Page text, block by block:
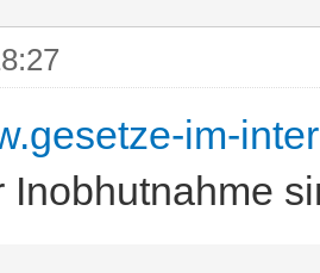
im-
Inobhutnahme